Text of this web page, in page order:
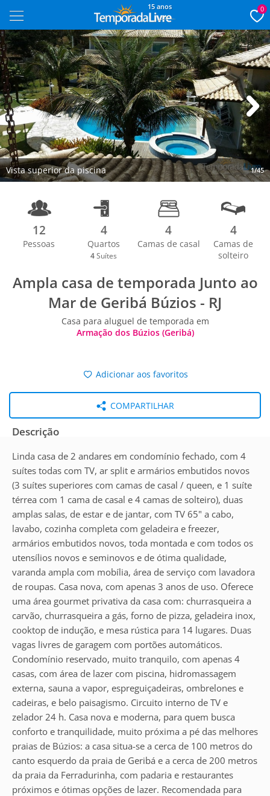
15 anos 0
Vista superior da piscina 1/45
Next
12
Pessoas
4
Quartos
4 Suítes
4
Camas de casal
4
Camas de
solteiro
Ampla casa de temporada Junto ao
Mar de Geribá Búzios - RJ
Casa para aluguel de temporada em
Armação dos Búzios (Geribá)
Adicionar aos favoritos
COMPARTILHAR
Descrição
Linda casa de 2 andares em condomínio fechado, com 4
suítes todas com TV, ar split e armários embutidos novos
(3 suítes superiores com camas de casal / queen, e 1 suíte
térrea com 1 cama de casal e 4 camas de solteiro), duas
amplas salas, de estar e de jantar, com TV 65" a cabo,
lavabo, cozinha completa com geladeira e freezer,
armários embutidos novos, toda montada e com todos os
utensílios novos e seminovos e de ótima qualidade,
varanda ampla com mobília, área de serviço com lavadora
de roupas. Casa nova, com apenas 3 anos de uso. Oferece
uma área gourmet privativa da casa com: churrasqueira a
carvão, churrasqueira a gás, forno de pizza, geladeira inox,
cooktop de indução, e mesa rústica para 14 lugares. Duas
vagas livres de garagem com portões automáticos.
Condomínio reservado, muito tranquilo, com apenas 4
casas, com área de lazer com piscina, hidromassagem
externa, sauna a vapor, espreguiçadeiras, ombrelones e
cadeiras, e belo paisagismo. Circuito interno de TV e
zelador 24 h. Casa nova e moderna, para quem busca
conforto e tranquilidade, muito próxima a pé das melhores
praias de Búzios: a casa situa-se a cerca de 100 metros do
canto esquerdo da praia de Geribá e a cerca de 200 metros
da praia da Ferradurinha, com padaria e restaurantes
próximos e ótimas opções de lazer. Recomendada para